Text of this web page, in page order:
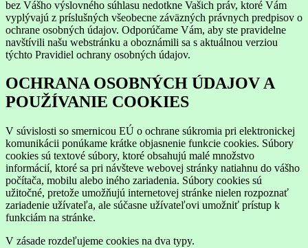
bez Vášho výslovného súhlasu nedotkne Vašich práv, ktoré Vám
vyplývajú z príslušných všeobecne záväzných právnych predpisov o
ochrane osobných údajov. Odporúčame Vám, aby ste pravidelne
navštívili našu webstránku a oboznámili sa s aktuálnou verziou
týchto Pravidiel ochrany osobných údajov.
OCHRANA OSOBNÝCH ÚDAJOV A
POUŽÍVANIE COOKIES
V súvislosti so smernicou EÚ o ochrane súkromia pri elektronickej
komunikácii ponúkame krátke objasnenie funkcie cookies. Súbory
cookies sú textové súbory, ktoré obsahujú malé množstvo
informácií, ktoré sa pri návšteve webovej stránky natiahnu do vášho
počítača, mobilu alebo iného zariadenia. Súbory cookies sú
užitočné, pretože umožňujú internetovej stránke nielen rozpoznať
zariadenie užívateľa, ale súčasne užívateľovi umožniť prístup k
funkciám na stránke.
V zásade rozdeľujeme cookies na dva typy.